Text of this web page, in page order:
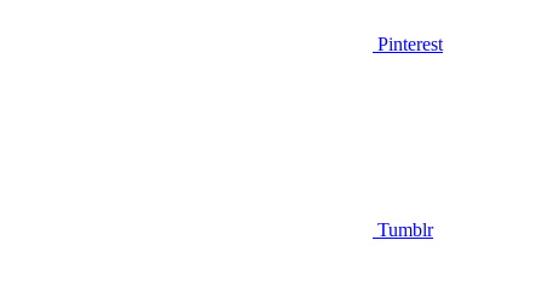
Pinterest
Tumblr